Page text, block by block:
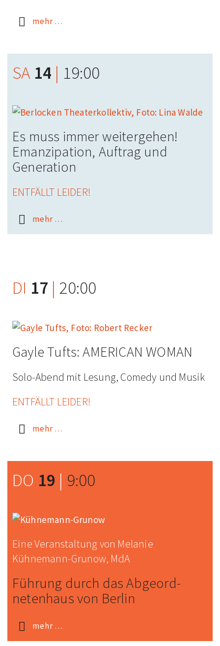
mehr …
SA 14 | 19:00
Es muss immer weitergehen!
Emanzipation, Auftrag und
Generation
ENTFÄLLT LEIDER!
mehr …
DI 17 | 20:00
Gayle Tufts: AMERICAN WOMAN
Solo-Abend mit Lesung, Comedy und Musik
ENTFÄLLT LEIDER!
mehr …
DO 19 | 9:00
Eine Veranstaltung von Melanie
Kühnemann-Grunow, MdA
Führung durch das Abgeord­
neten­haus von Berlin
mehr …